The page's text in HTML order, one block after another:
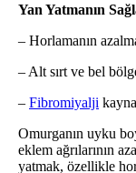
Yan Yatmanın
– Horlamanın
– Alt sırt ve bel
– Fibromiyalji
Omurganın uyku
eklem ağrılarının
yatmak, özellikle